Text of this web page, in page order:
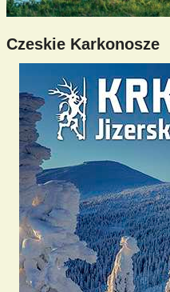
Czeskie Karkonosze